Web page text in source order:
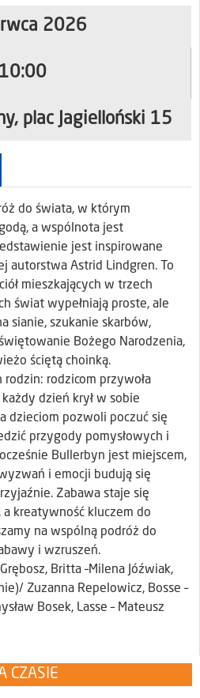
2026
10:00
plac Jagielloński 15
do świata, w którym
a wspólnota jest
jest inspirowane
autorstwa Astrid Lindgren. To
mieszkających w trzech
świat wypełniają proste, ale
sianie, szukanie skarbów,
Bożego Narodzenia,
ściętą choinką.
rodzin: rodzicom przywoła
dzień krył w sobie
dzieciom pozwoli poczuć się
przygody pomysłowych i
Bullerbyn jest miejscem,
i emocji budują się
Zabawa staje się
kreatywność kluczem do
na wspólną podróż do
i wzruszeń.
Britta –Milena Jóźwiak,
Zuzanna Repelowicz, Bosse –
Bosek, Lasse – Mateusz
CZASIE